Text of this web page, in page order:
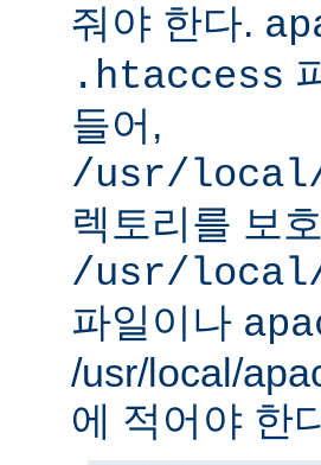
줘야 한다.
.htaccess
들어,
/usr/local/
렉토리를 보
/usr/local/
파일이나
/usr/local/
에 적어야 한